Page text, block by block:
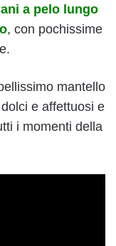
a pelo lungo
, con pochissime
mantello
e affettuosi e
i momenti della